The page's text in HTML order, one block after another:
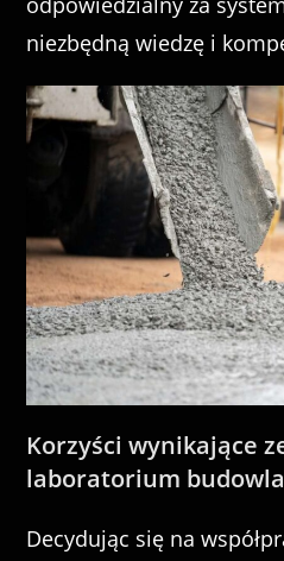
niezbędną wiedzę i
Korzyści wynikające
laboratorium
Decydując się na